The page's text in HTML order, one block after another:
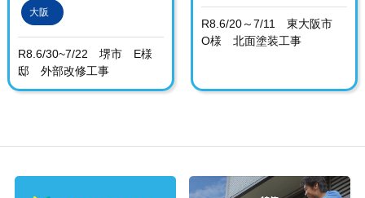
大阪
R8.6/30~7/22 堺市 E様
邸 外部改修工事
R8.6/20～7/11 東大阪市
O様 北面塗装工事